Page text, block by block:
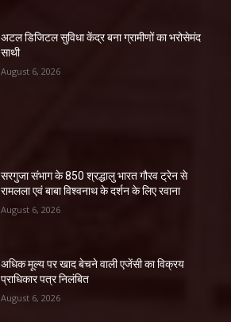
अटल डिजिटल सुविधा केंद्र बना ग्रामीणों का भरोसेमंद
साथी
August 6, 2026
सरगुजा संभाग के 850 श्रद्धालु भारत गौरव ट्रेन से
रामलला एवं बाबा विश्वनाथ के दर्शन के लिए रवाना
August 6, 2026
अधिक मूल्य पर खाद बेचने वाली एजेंसी का विक्रय
प्राधिकार पत्र निलंबित
August 6, 2026